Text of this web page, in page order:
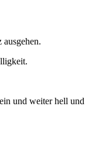
und weiter hell und